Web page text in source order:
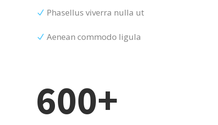
Phasellus viverra nulla ut
Aenean commodo ligula
600+